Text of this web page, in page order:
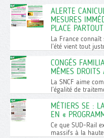
ALERTE
MESURES
PLACE
La France
l’été vient tout
CONGÉS
MÊMES DROITS
La SNCF aime
l’égalité de
MÉTIERS SE :
EN «
Ce que SUD-Rail
massifs à la